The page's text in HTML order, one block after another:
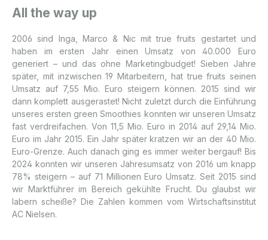
All the way up
2006 sind Inga, Marco & Nic mit true fruits gestartet und
haben im ersten Jahr einen Umsatz von 40.000 Euro
generiert – und das ohne Marketingbudget! Sieben Jahre
später, mit inzwischen 19 Mitarbeitern, hat true fruits seinen
Umsatz auf 7,55 Mio. Euro steigern können. 2015 sind wir
dann komplett ausgerastet! Nicht zuletzt durch die Einführung
unseres ersten green Smoothies konnten wir unseren Umsatz
fast verdreifachen. Von 11,5 Mio. Euro in 2014 auf 29,14 Mio.
Euro im Jahr 2015. Ein Jahr später kratzen wir an der 40 Mio.
Euro-Grenze. Auch danach ging es immer weiter bergauf! Bis
2024 konnten wir unseren Jahresumsatz von 2016 um knapp
78% steigern – auf 71 Millionen Euro Umsatz. Seit 2015 sind
wir Marktführer im Bereich gekühlte Frucht. Du glaubst wir
labern scheiße? Die Zahlen kommen vom Wirtschaftsinstitut
AC Nielsen.